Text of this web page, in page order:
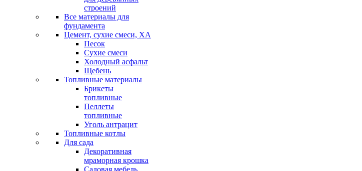
строений
Все материалы для
фундамента
Цемент, сухие смеси, ХА
Песок
Сухие смеси
Холодный асфальт
Щебень
Топливные материалы
Брикеты
топливные
Пеллеты
топливные
Уголь антрацит
Топливные котлы
Для сада
Декоративная
мраморная крошка